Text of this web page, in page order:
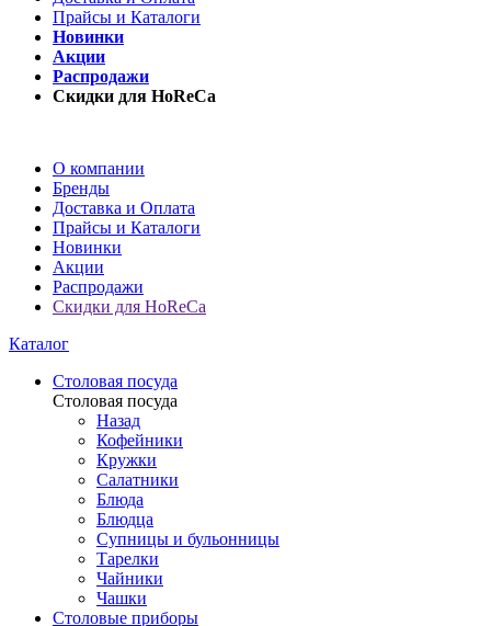
Прайсы и Каталоги
Новинки
Акции
Распродажи
Скидки для HoReCa
О компании
Бренды
Доставка и Оплата
Прайсы и Каталоги
Новинки
Акции
Распродажи
Скидки для HoReCa
Каталог
Столовая посуда
Столовая посуда
Назад
Кофейники
Кружки
Салатники
Блюда
Блюдца
Супницы и бульонницы
Тарелки
Чайники
Чашки
Cтоловые приборы